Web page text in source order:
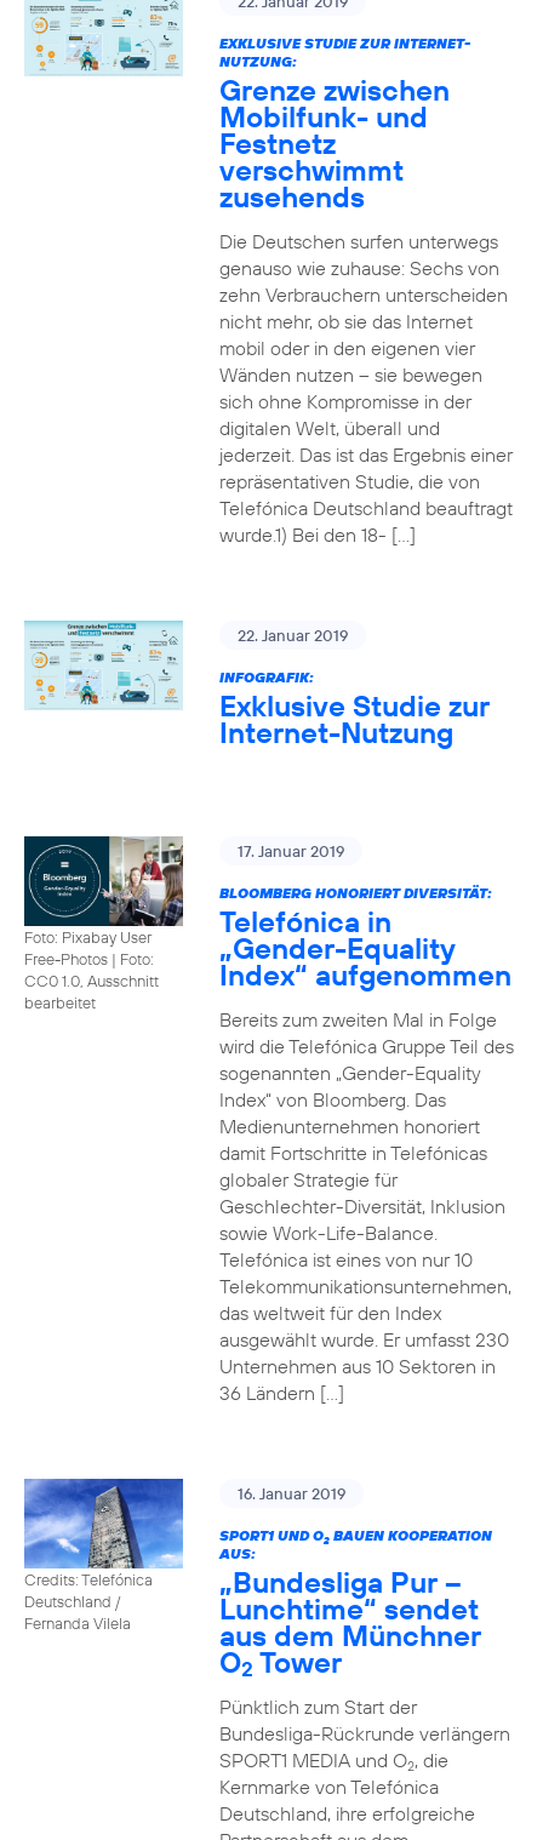
EXKLUSIVE STUDIE ZUR INTERNET-
NUTZUNG:
Grenze zwischen
Mobilfunk- und
Festnetz
verschwimmt
zusehends
Die Deutschen surfen unterwegs
genauso wie zuhause: Sechs von
zehn Verbrauchern unterscheiden
nicht mehr, ob sie das Internet
mobil oder in den eigenen vier
Wänden nutzen – sie bewegen
sich ohne Kompromisse in der
digitalen Welt, überall und
jederzeit. Das ist das Ergebnis einer
repräsentativen Studie, die von
Telefónica Deutschland beauftragt
wurde.1) Bei den 18- […]
22. Januar 2019
INFOGRAFIK:
Exklusive Studie zur
Internet-Nutzung
Foto: Pixabay User
Free-Photos | Foto:
CC0 1.0, Ausschnitt
bearbeitet
17. Januar 2019
BLOOMBERG HONORIERT DIVERSITÄT:
Telefónica in
„Gender-Equality
Index“ aufgenommen
Bereits zum zweiten Mal in Folge
wird die Telefónica Gruppe Teil des
sogenannten „Gender-Equality
Index“ von Bloomberg. Das
Medienunternehmen honoriert
damit Fortschritte in Telefónicas
globaler Strategie für
Geschlechter-Diversität, Inklusion
sowie Work-Life-Balance.
Telefónica ist eines von nur 10
Telekommunikationsunternehmen,
das weltweit für den Index
ausgewählt wurde. Er umfasst 230
Unternehmen aus 10 Sektoren in
36 Ländern […]
Credits: Telefónica
Deutschland /
Fernanda Vilela
16. Januar 2019
SPORT1 UND O2BAUEN KOOPERATION
AUS:
„Bundesliga Pur –
Lunchtime“ sendet
aus dem Münchner
O2 Tower
Pünktlich zum Start der
Bundesliga-Rückrunde verlängern
SPORT1 MEDIA und O2, die
Kernmarke von Telefónica
Deutschland, ihre erfolgreiche